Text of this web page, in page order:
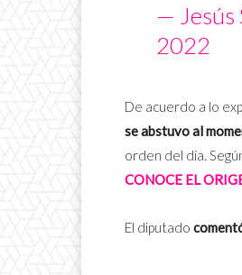
— Jesús
2022
De acuerdo a lo
se abstuvo al
orden del día.
CONOCE EL
El diputado